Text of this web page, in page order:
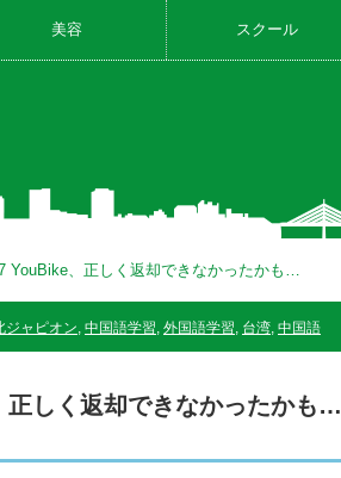
美容 スクール
YouBike、正しく返却できなかったかも…
ジャピオン, 中国語学習, 外国語学習, 台湾, 中国語
しく返却できなかったかも…